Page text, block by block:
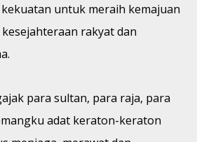
untuk meraih kemajuan
rakyat dan
para sultan, para raja, para
adat keraton-keraton